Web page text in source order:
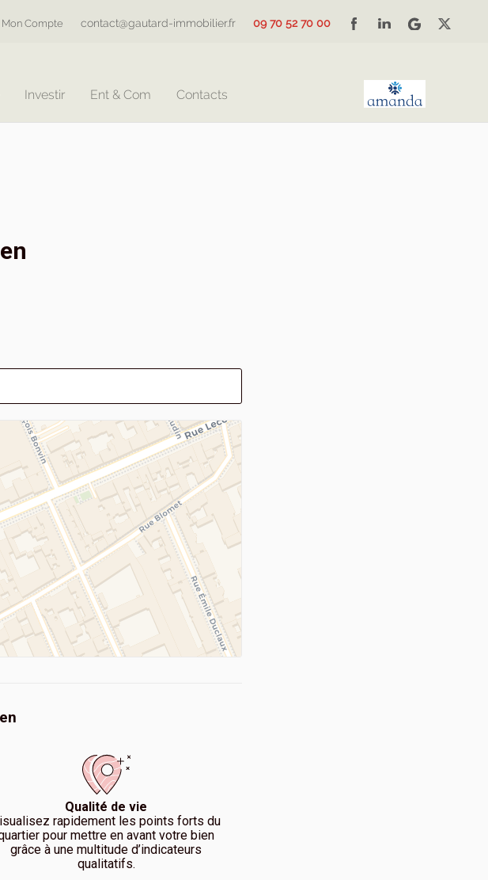
Mon Compte contact@gautard-immobilier.fr 09 70 52 70 00
Investir Ent & Com Contacts